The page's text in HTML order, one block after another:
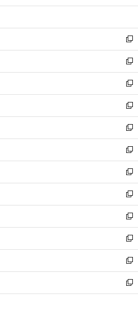
開
ウ
開
く
ン
ウ
で
開
く
ウ
ン
ド
ウ
で
開
く
新
し
い
ウ
ィ
ン
ド
ウ
で
開
く
新
し
い
ウ
ィ
ン
ド
ウ
で
開
く
新
し
い
ウ
ィ
ン
ド
ウ
で
開
く
新
し
い
ウ
ィ
ン
ド
ウ
で
開
く
新
し
い
ウ
ィ
ン
ド
ウ
で
開
く
新
し
い
ウ
ィ
ン
ド
ウ
で
開
く
新
し
い
ウ
ィ
ン
ド
ウ
で
開
く
新
し
い
ウ
ィ
ン
ド
ウ
で
開
新
し
い
ウ
ィ
ン
ド
ウ
新
し
い
ウ
ィ
ン
新
し
い
ウ
新
し